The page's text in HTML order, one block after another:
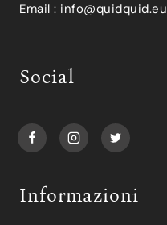
Email : info@quidquid.eu
Social
Informazioni